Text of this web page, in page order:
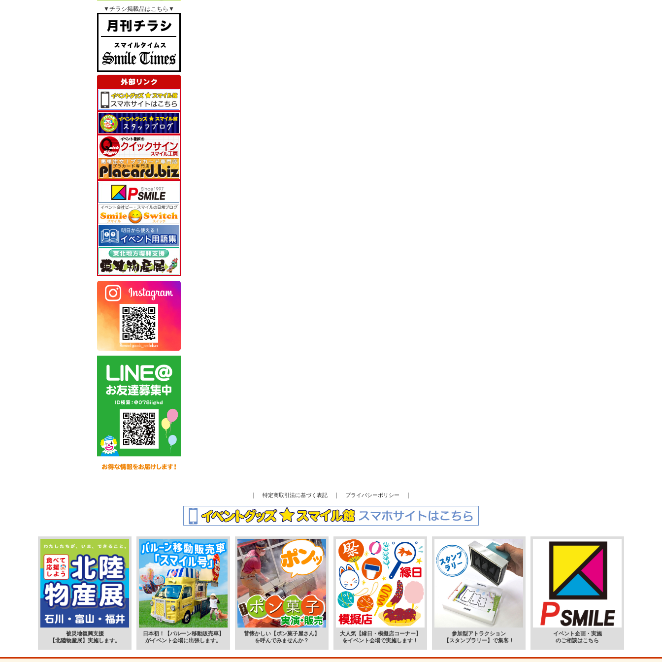
▼チラシ掲載品はこちら▼
特定商取引法に基づく表記 プライバシーポリシー
被災地復興支援
【北陸物産展】実施します。
日本初！【バルーン移動販売車】
がイベント会場に出張します。
昔懐かしい【ポン菓子屋さん】
を呼んでみませんか？
大人気【縁日・模擬店コーナー】
をイベント会場で実施します！
参加型アトラクション
【スタンプラリー】で集客！
イベント企画・実施
のご相談はこちら